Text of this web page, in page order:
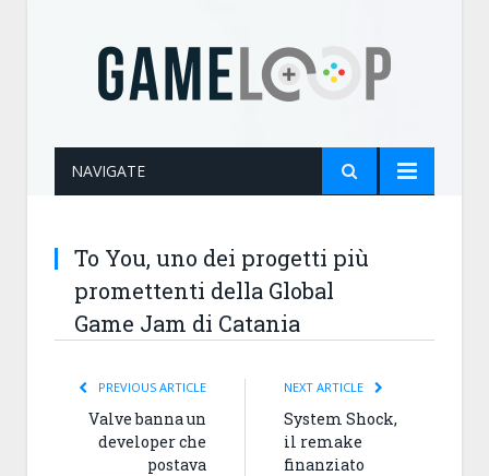
NAVIGATE
To You, uno dei progetti più
promettenti della Global
Game Jam di Catania
PREVIOUS ARTICLE
Valve banna un
developer che
postava
NEXT ARTICLE
System Shock,
il remake
finanziato